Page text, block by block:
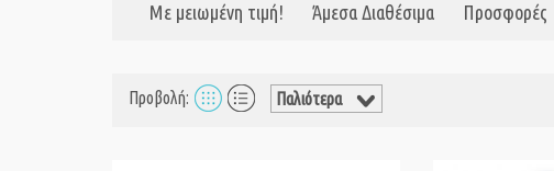
Με μειωμένη τιμή! Άμεσα Διαθέσιμα Προσφορές
Προβολή: